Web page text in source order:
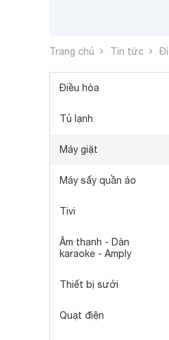
Trang chủ Tin tức
Điều hòa
Tủ lạnh
Máy giặt
Máy sấy quần áo
Tivi
Âm thanh - Dàn
karaoke - Amply
Thiết bị sưởi
Quạt điện